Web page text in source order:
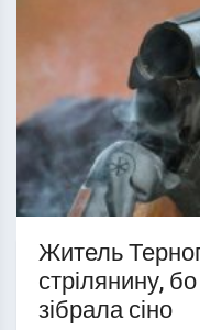
Житель
стрілянину,
зібрала сіно